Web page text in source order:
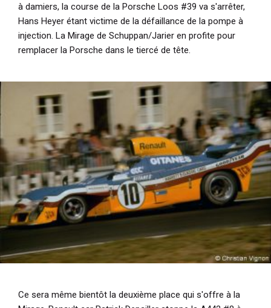
à damiers, la course de la Porsche Loos #39 va s'arrêter,
Hans Heyer étant victime de la défaillance de la pompe à
injection. La Mirage de Schuppan/Jarier en profite pour
remplacer la Porsche dans le tiercé de tête.
Ce sera même bientôt la deuxième place qui s'offre à la